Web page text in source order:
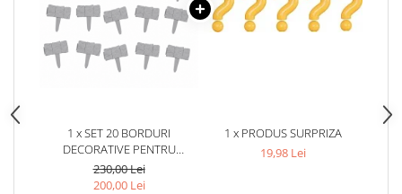
1 x SET 20 BORDURI
DECORATIVE PENTRU
GRADINA, IMITATIE PIATRA
NATURALA, MODULARE,
230,00 Lei
200,00 Lei
1 x PRODUS SURPRIZA
19,98 Lei